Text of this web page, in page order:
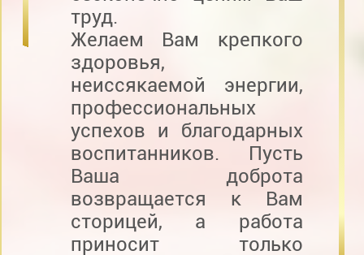
труд.
Желаем Вам крепкого
здоровья,
неиссякаемой энергии,
профессиональных
успехов и благодарных
воспитанников. Пусть
Ваша доброта
возвращается к Вам
сторицей, а работа
приносит только